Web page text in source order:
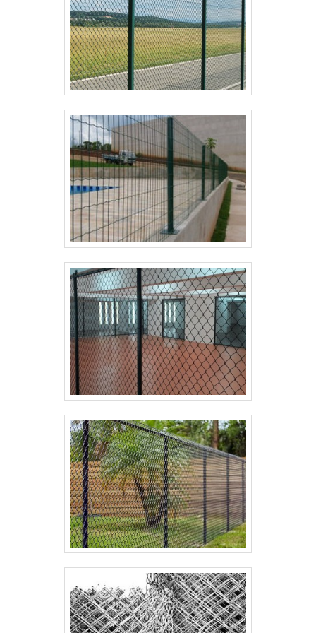
nossa equipe para um atendimento personalizado
para gradil preço. Conta com um time de equipe
multidisciplinar de consultores associados e terão
grande satisfação em melhor lhe
atender.REFERÊNCIA DE QUALIDADE NO
SEGMENTOSomente na Paraná Telas tem o que há
de melhor no ramo de cercamentos em gradil na área
de construção civil. É possível encontrar uma grande
variedade no portfólio como alambrado industrial e
gradil galvanizado com ótima qualidade e excelente
custo-benefício.A empresa também conta com um
atendimento qualificado, através de funcionários
especializados e cuidadosos, que entendem a
necessidade de cada cliente. Também foram
qualidade, aumentando a eficiência da marca.A
Paraná Telas é uma empresa que tem se destacado
da concorrência por toda seriedade e qualidade, o
que garante o sucesso aos parceiros de ponta a